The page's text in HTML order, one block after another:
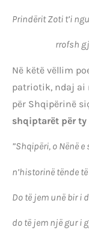
Prindërit Zoti t’i
rrofsh
Në këtë vëllim
patriotik, ndaj ai
për Shqipërinë
shqiptarët për
”Shqipëri, o Nënë
n’historinë tënde
Do të jem unë bir i
do të jem një gur i